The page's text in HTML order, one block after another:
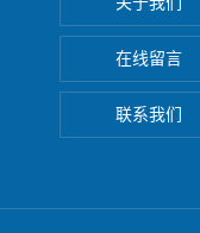
在线留言
联系我们